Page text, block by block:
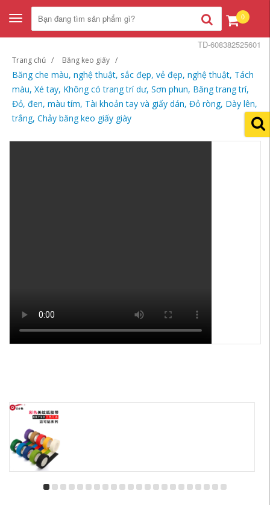
Toggle
navigation
0
Trang chủ Băng keo giấy
Băng che màu, nghệ thuật, sắc đẹp, vẻ đẹp, nghệ thuật, Tách
màu, Xé tay, Không có trang trí dư, Sơn phun, Băng trang trí,
Đỏ, đen, màu tím, Tài khoản tay và giấy dán, Đỏ ròng, Dày lên,
trắng, Chảy băng keo giấy giày
TD-608382525601